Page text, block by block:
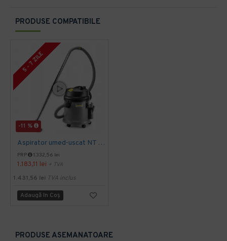
PRODUSE COMPATIBILE
-11 %
5 - 7 ZILE
Aspirator umed-uscat NT 27/1, Kärcher
PRP 1.332,56 lei
1.183,11 lei + TVA
1.431,56 lei TVA inclus
Adaugă în Coş
PRODUSE ASEMANATOARE